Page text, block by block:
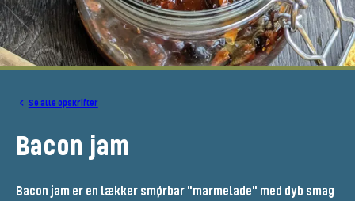
Se alle opskrifter
Bacon jam
Bacon jam er en lækker smørbar "marmelade" med dyb smag